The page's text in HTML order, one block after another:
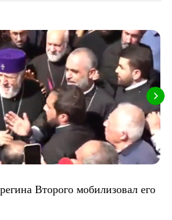
Второго мобилизовал его